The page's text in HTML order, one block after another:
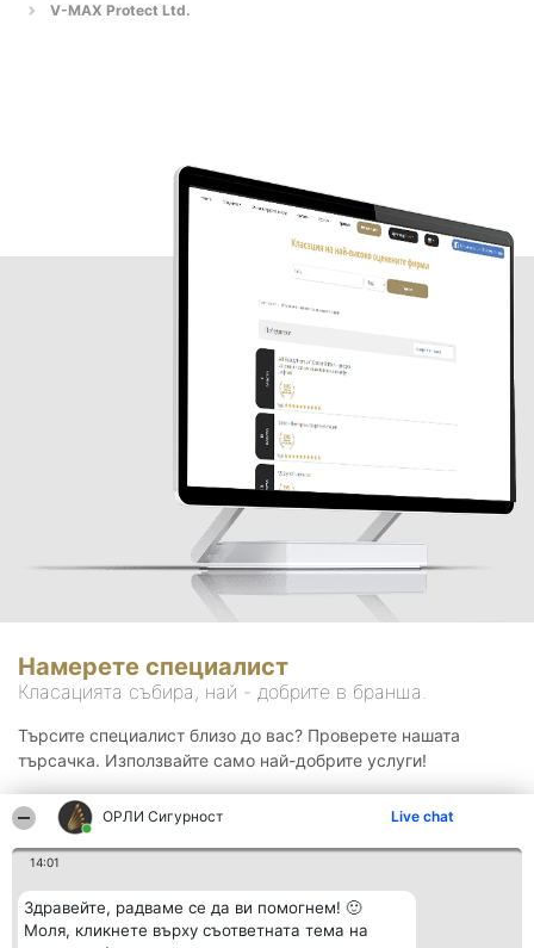
ОРЛИ Сигурност Live chat
14:01
Здравейте, радваме се да ви помогнем! 🙂
Моля, кликнете върху съответната тема на
V-MAX Protect Ltd.
Намерете специалист
Класацията събира, най - добрите в бранша.
Търсите специалист близо до вас? Проверете нашата
търсачка. Използвайте само най-добрите услуги!